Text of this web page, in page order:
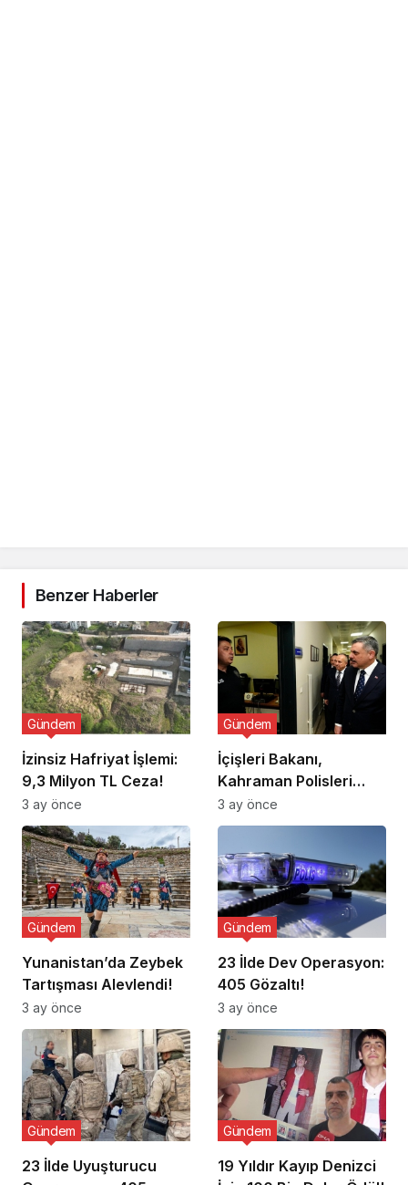
Benzer Haberler
İzinsiz Hafriyat İşlemi:
9,3 Milyon TL Ceza!
Gündem
3 ay önce
İçişleri Bakanı,
Kahraman Polisleri
Ziyaret Etti
Gündem
3 ay önce
Yunanistan’da Zeybek
Tartışması Alevlendi!
Gündem
3 ay önce
23 İlde Dev Operasyon:
405 Gözaltı!
Gündem
3 ay önce
23 İlde Uyuşturucu
Gündem
19 Yıldır Kayıp Denizci
Gündem